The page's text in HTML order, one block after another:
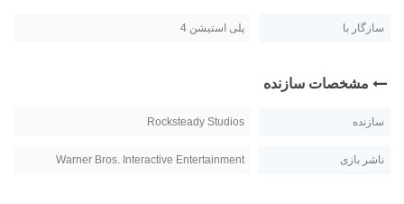
سازگار با پلی استیشن 4
مشخصات سازنده
سازنده Rocksteady Studios
ناشر بازی Warner Bros. Interactive Entertainment